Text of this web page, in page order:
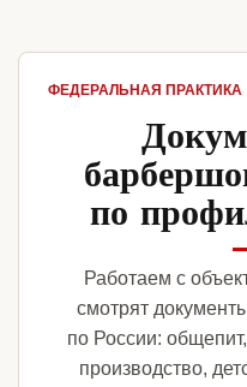
ФЕДЕРАЛЬНАЯ ПРАКТИКА
по
Работаем с
смотрят
по России:
производство,